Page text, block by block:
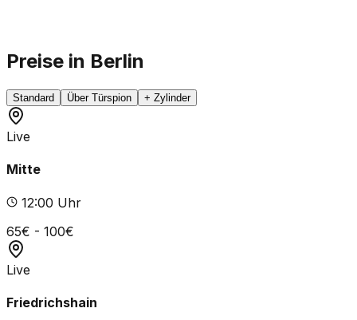
Preise in Berlin
Standard Über Türspion + Zylinder
Live
Mitte
12:00 Uhr
65€ - 100€
Live
Friedrichshain